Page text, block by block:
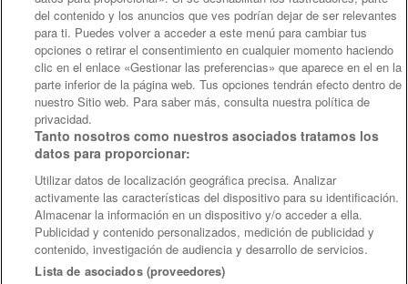
Conoce más sobre Educaedu:
<
del contenido y los anuncios que ves podrían dejar de ser relevantes
para ti. Puedes volver a acceder a este menú para cambiar tus
opciones o retirar el consentimiento en cualquier momento haciendo
clic en el enlace «Gestionar las preferencias» que aparece en el en la
parte inferior de la página web. Tus opciones tendrán efecto dentro de
nuestro Sitio web. Para saber más, consulta nuestra política de
privacidad.
Tanto nosotros como nuestros asociados tratamos los
datos para proporcionar:
Utilizar datos de localización geográfica precisa. Analizar
activamente las características del dispositivo para su identificación.
Almacenar la información en un dispositivo y/o acceder a ella.
Publicidad y contenido personalizados, medición de publicidad y
contenido, investigación de audiencia y desarrollo de servicios.
Lista de asociados (proveedores)